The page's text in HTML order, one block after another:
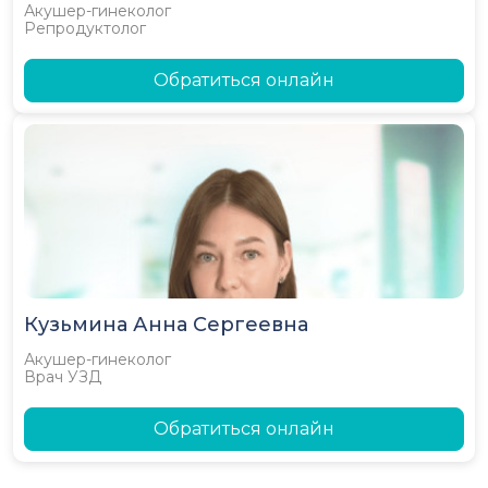
Акушер-гинеколог
Репродуктолог
Обратиться онлайн
Кузьмина Анна Сергеевна
Акушер-гинеколог
Врач УЗД
Обратиться онлайн